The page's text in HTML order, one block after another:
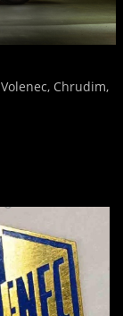
Volenec, Chrudim,